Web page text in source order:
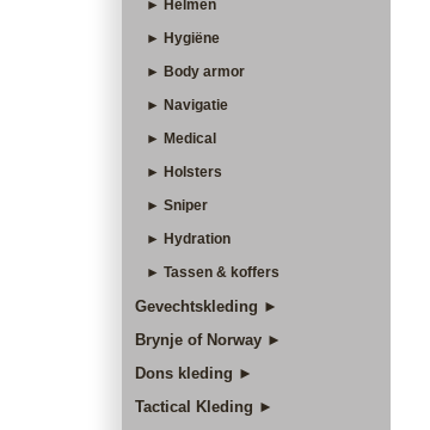
► Helmen
► Hygiëne
► Body armor
► Navigatie
► Medical
► Holsters
► Sniper
► Hydration
► Tassen & koffers
Gevechtskleding ►
Brynje of Norway ►
Dons kleding ►
Tactical Kleding ►